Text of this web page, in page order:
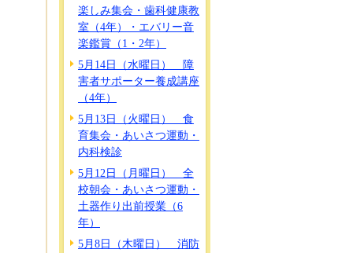
楽しみ集会・歯科健康教
室（4年）・エバリー音
楽鑑賞（1・2年）
5月14日（水曜日） 障
害者サポーター養成講座
（4年）
5月13日（火曜日） 食
育集会・あいさつ運動・
内科検診
5月12日（月曜日） 全
校朝会・あいさつ運動・
土器作り出前授業（6
年）
5月8日（木曜日） 消防